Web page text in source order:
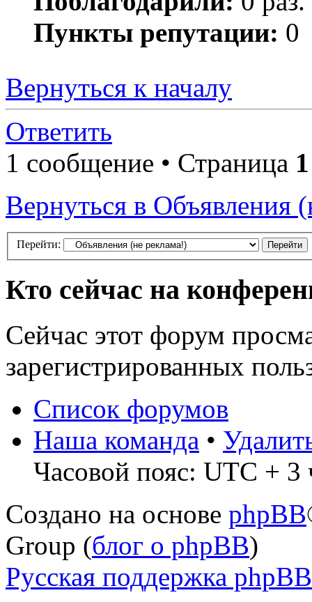
Пункты репутации: 0
Вернуться к началу
Ответить
1 сообщение • Страница 1
Вернуться в Объявления
Перейти:
Кто сейчас на
Сейчас этот форум
зарегистрированных
Список форумов
Наша команда •
Часовой пояс: UTC + 3
Создано на основе phpBB
Group (блог о phpBB)
Русская поддержка phpBB